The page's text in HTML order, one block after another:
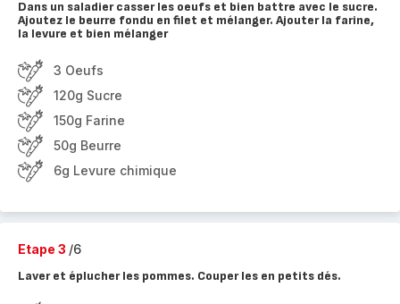
Dans un saladier casser les oeufs et bien battre avec le sucre.
Ajoutez le beurre fondu en filet et mélanger. Ajouter la farine,
la levure et bien mélanger
3 Oeufs
120g Sucre
150g Farine
50g Beurre
6g Levure chimique
Etape 3 /6
Laver et éplucher les pommes. Couper les en petits dés.